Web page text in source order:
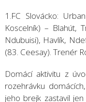
1.FC Slovácko:
Koscelník) – Blahút,
Ndubuisi), Havlík,
(83. Ceesay). Trenér
Domácí aktivitu z
rozehrávku
jeho brejk zastavil